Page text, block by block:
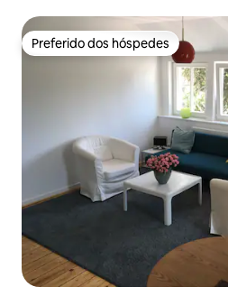
Preferido dos hóspedes
Preferido dos hóspedes